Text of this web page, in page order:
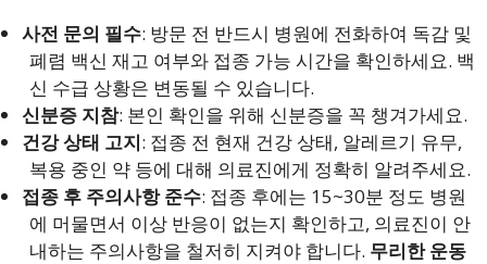
사전 문의 필수: 방문 전 반드시 병원에 전화하여 독감 및
폐렴 백신 재고 여부와 접종 가능 시간을 확인하세요. 백
신 수급 상황은 변동될 수 있습니다.
신분증 지참: 본인 확인을 위해 신분증을 꼭 챙겨가세요.
건강 상태 고지: 접종 전 현재 건강 상태, 알레르기 유무,
복용 중인 약 등에 대해 의료진에게 정확히 알려주세요.
접종 후 주의사항 준수: 접종 후에는 15~30분 정도 병원
에 머물면서 이상 반응이 없는지 확인하고, 의료진이 안
내하는 주의사항을 철저히 지켜야 합니다. 무리한 운동